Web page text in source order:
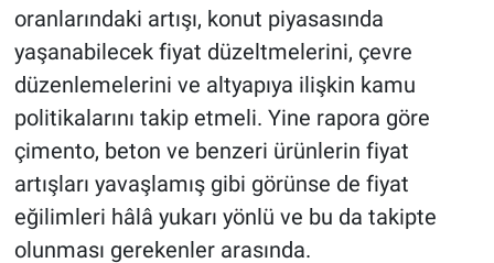
oranlarındaki artışı, konut piyasasında
yaşanabilecek fiyat düzeltmelerini, çevre
düzenlemelerini ve altyapıya ilişkin kamu
politikalarını takip etmeli. Yine rapora göre
çimento, beton ve benzeri ürünlerin fiyat
artışları yavaşlamış gibi görünse de fiyat
eğilimleri hâlâ yukarı yönlü ve bu da takipte
olunması gerekenler arasında.